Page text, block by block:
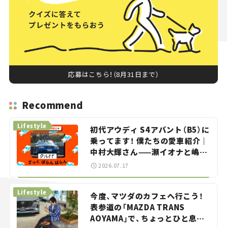
応募はこちら！（8月31日まで）
Recommend
初代アウディ S4アバント（B5）に
乗ってます！ 僕たちの愛車紹介｜
中村大輝さん——瀬イオナと嶋田
智之の「クルマでざっくばらんば
らん！」＃20
Lifestyle
2026.07.17
今度、マツダのカフェへ行こう！
表参道の「MAZDA TRANS
AOYAMA」で、ちょっとひと息。
Lifestyle